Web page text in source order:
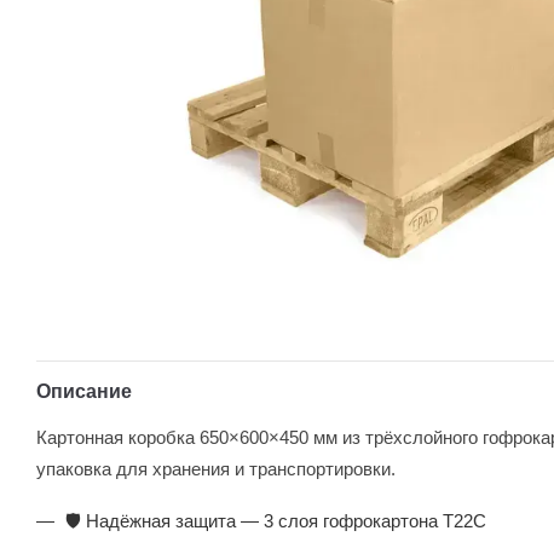
Описание
Картонная коробка 650×600×450 мм из трёхслойного
упаковка для хранения и транспортировки.
🛡️ Надёжная защита — 3 слоя гофрокартона Т22С